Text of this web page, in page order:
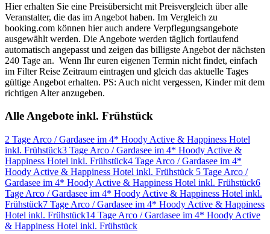
Hier erhalten Sie eine Preisübersicht mit Preisvergleich über alle
Veranstalter, die das im Angebot haben. Im Vergleich zu
booking.com können hier auch andere Verpflegungsangebote
ausgewählt werden. Die Angebote werden täglich fortlaufend
automatisch angepasst und zeigen das billigste Angebot der nächsten
240 Tage an. Wenn Ihr euren eigenen Termin nicht findet, einfach
im Filter Reise Zeitraum eintragen und gleich das aktuelle Tages
gültige Angebot erhalten. PS: Auch nicht vergessen, Kinder mit dem
richtigen Alter anzugeben.
Alle Angebote inkl. Frühstück
2 Tage Arco / Gardasee im 4* Hoody Active & Happiness Hotel
inkl. Frühstück3 Tage Arco / Gardasee im 4* Hoody Active &
Happiness Hotel inkl. Frühstück4 Tage Arco / Gardasee im 4*
Hoody Active & Happiness Hotel inkl. Frühstück 5 Tage Arco /
Gardasee im 4* Hoody Active & Happiness Hotel inkl. Frühstück6
Tage Arco / Gardasee im 4* Hoody Active & Happiness Hotel inkl.
Frühstück7 Tage Arco / Gardasee im 4* Hoody Active & Happiness
Hotel inkl. Frühstück14 Tage Arco / Gardasee im 4* Hoody Active
& Happiness Hotel inkl. Frühstück